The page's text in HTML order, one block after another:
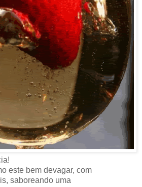
este bem devagar, com
saboreando uma